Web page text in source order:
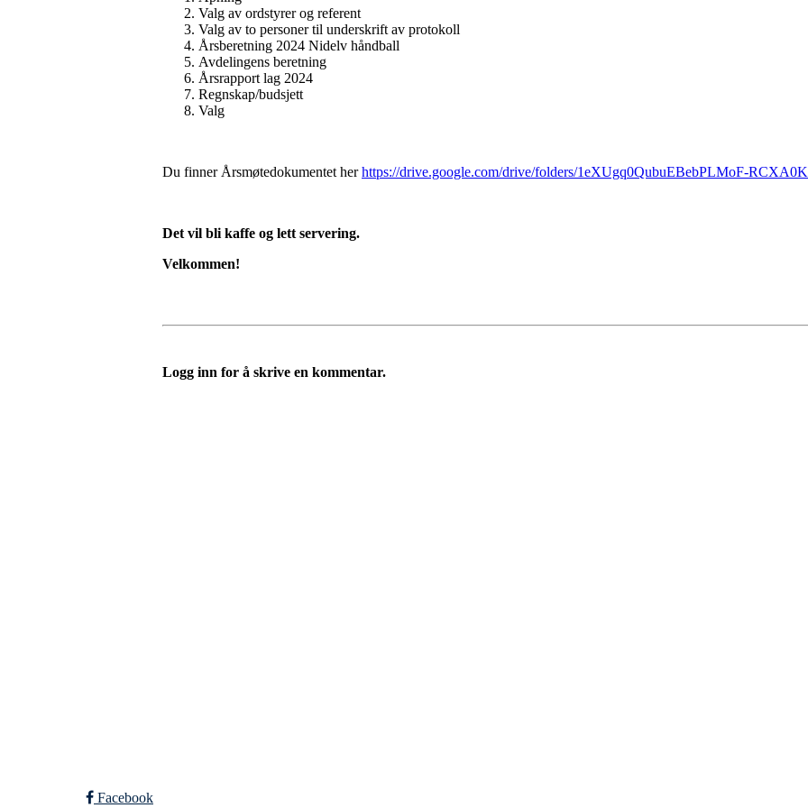
Valg av ordstyrer og referent
Valg av to personer til underskrift av protokoll
Årsberetning 2024 Nidelv håndball
Avdelingens beretning
Årsrapport lag 2024
Regnskap/budsjett
Valg
Du finner Årsmøtedokumentet herhttps://drive.google.com/drive/folders/1eXUgq0QubuEBebPLMoF-
Det vil bli kaffe og lett servering.
Velkommen!
Logg inn for å skrive en kommentar.
Facebook